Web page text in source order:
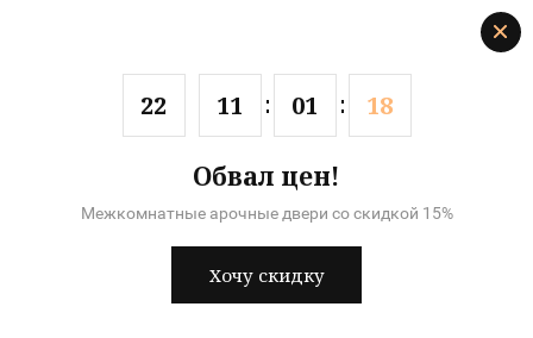
22 11 01 18
Обвал цен!
Межкомнатные арочные двери со скидкой 15%
Хочу скидку